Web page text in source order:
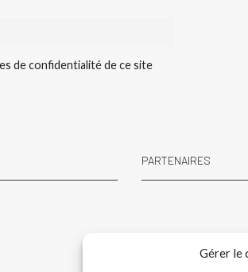
Gérer le
de confidentialité de ce site
PARTENAIRES